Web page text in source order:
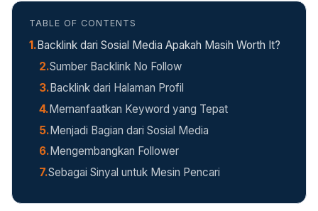
TABLE OF CONTENTS
Backlink dari Sosial Media Apakah Masih Worth It?
Sumber Backlink No Follow
Backlink dari Halaman Profil
Memanfaatkan Keyword yang Tepat
Menjadi Bagian dari Sosial Media
Mengembangkan Follower
Sebagai Sinyal untuk Mesin Pencari